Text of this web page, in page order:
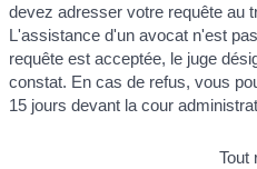
devez adresser votre requête au
L'assistance d'un avocat n'est
requête est acceptée, le juge
constat. En cas de refus, vous
15 jours devant la cour
Tout